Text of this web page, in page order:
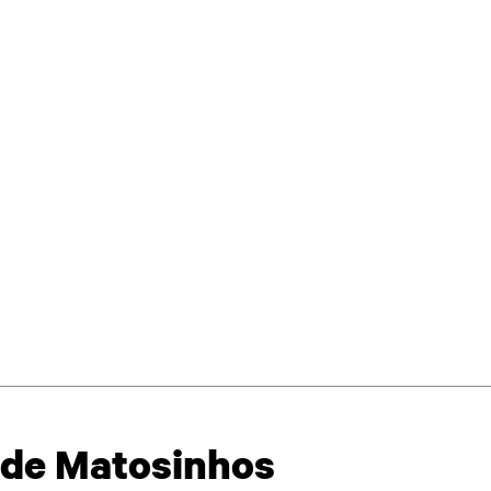
Matosinhos